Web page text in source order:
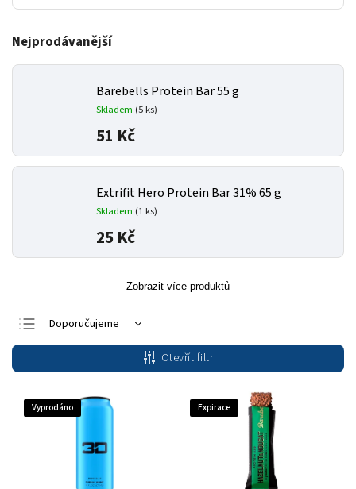
Nejprodávanější
Barebells Protein Bar 55 g
Skladem (5 ks)
51 Kč
Extrifit Hero Protein Bar 31% 65 g
Skladem (1 ks)
25 Kč
Zobrazit více produktů
Doporučujeme
Nejlevnější
Nejdražší
Nejprodávanější
Otevřít filtr
Vyprodáno Expirace